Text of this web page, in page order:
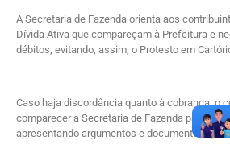
A Secretaria de Fazenda orienta aos
Dívida Ativa que compareçam à Prefeitura e
débitos, evitando, assim, o Protesto em
Caso haja discordância quanto à cobrança, o
comparecer a Secretaria de Fazenda para
apresentando argumentos e documentos que